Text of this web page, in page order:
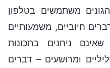
משתמשים בטלפון
חיוביים, משמעותיים
ניחנים בתכונות
ומרושעים – דברים